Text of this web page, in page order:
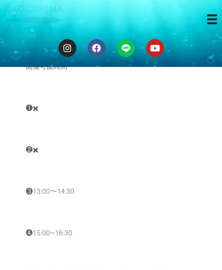
ゆるカヤ ❸❹
開催可能時間
❶✖️
❷✖️
❸13:00〜14:30
❹15:00~16:30